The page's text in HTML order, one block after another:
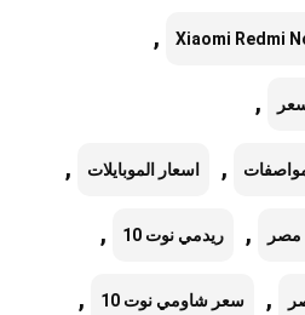
Xiaomi Redmi
,
,
, اسعار الموبايلات ,
مصر , ريدمي نوت 10 ,
, سعر شاومي نوت 10 ,